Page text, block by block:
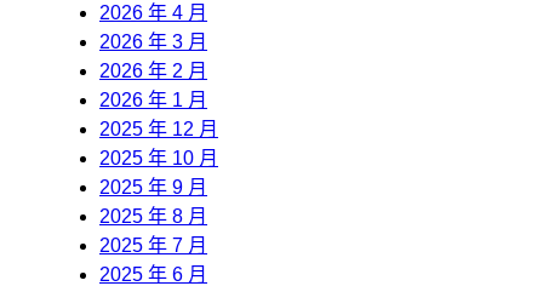
2026 年 4 月
2026 年 3 月
2026 年 2 月
2026 年 1 月
2025 年 12 月
2025 年 10 月
2025 年 9 月
2025 年 8 月
2025 年 7 月
2025 年 6 月